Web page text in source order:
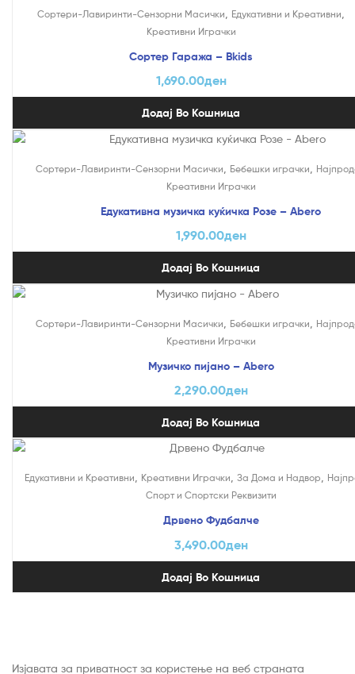
Сортери-Лавиринти-Сензорни Масички Едукативни и Креативни
Креативни Играчки
Сортер Гаража – Bkids
1,690.00ден
Додај Во Кошница
Сортери-Лавиринти-Сензорни Масички Бебешки играчки
Креативни Играчки
Едукативна музичка куќичка Розе – Abero
1,990.00ден
Додај Во Кошница
Сортери-Лавиринти-Сензорни Масички Бебешки играчки
Креативни Играчки
Музичко пијано – Abero
2,290.00ден
Додај Во Кошница
Едукативни и Креативни, Креативни Играчки, За Дома и Надвор,
Спорт и Спортски Реквизити
Дрвено Фудбалче
3,490.00ден
Додај Во Кошница
Изјавата за приватност за користење на веб страната